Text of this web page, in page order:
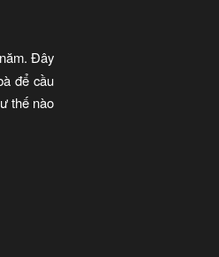
Đây
để cầu
thế nào